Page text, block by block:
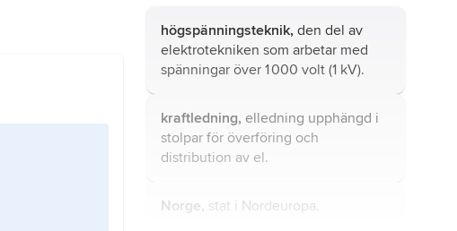
högspänningsteknik, den del av
elektrotekniken som arbetar med
spänningar över 1 000 volt (1 kV).
kraftledning, elledning upphängd i
stolpar för överföring och
distribution av el.
Norge, stat i Nordeuropa.